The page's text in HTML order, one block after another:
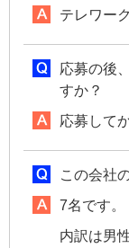
テレワー
応募の後
すか？
応募して
この会社
7名です。
内訳は男